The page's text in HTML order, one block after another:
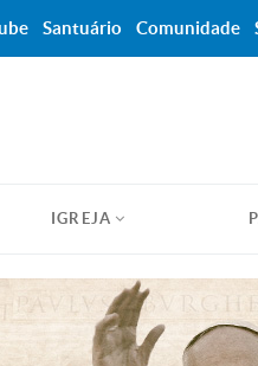
IGREJA
Santuário Comunidade